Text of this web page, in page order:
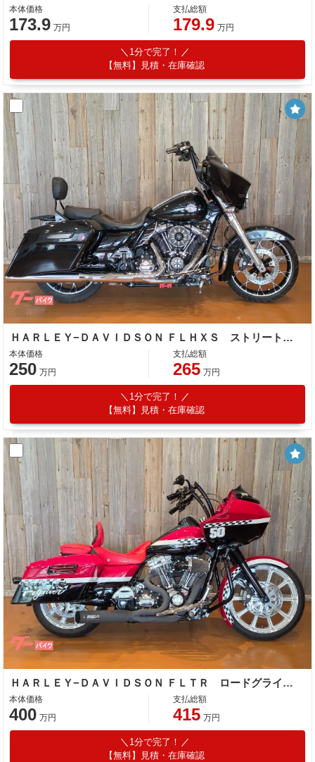
本体価格
173.9 万円
支払総額
179.9 万円
1分で完了！
【無料】見積・在庫確認
ＨＡＲＬＥＹ−ＤＡＶＩＤＳＯＮ ＦＬＨＸＳ ストリートグライドスペシャル ハンドル マフラー フロアボード シーシーバー
本体価格
250 万円
支払総額
265 万円
1分で完了！
【無料】見積・在庫確認
ＨＡＲＬＥＹ−ＤＡＶＩＤＳＯＮ ＦＬＴＲ ロードグライド ＨＯＧＧスタイル
本体価格
400 万円
支払総額
415 万円
1分で完了！
【無料】見積・在庫確認